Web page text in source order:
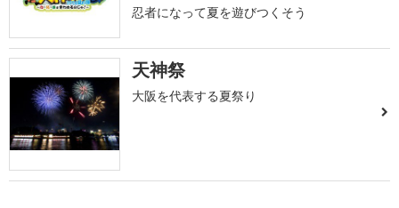
忍者になって夏を遊びつくそう
天神祭
大阪を代表する夏祭り